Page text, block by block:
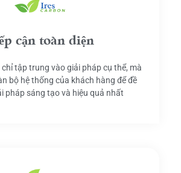
cận toàn diện
tập trung vào giải pháp cụ thể, mà
bộ hệ thống của khách hàng để đề
pháp sáng tạo và hiệu quả nhất